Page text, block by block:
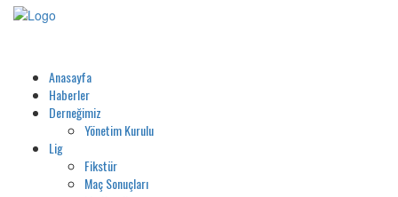
Anasayfa
Haberler
Derneğimiz
Yönetim Kurulu
Lig
Fikstür
Maç Sonuçları